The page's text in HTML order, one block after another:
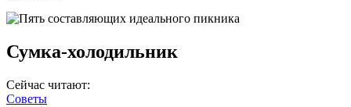
Сумка-холодильник
Сейчас читают:
Советы